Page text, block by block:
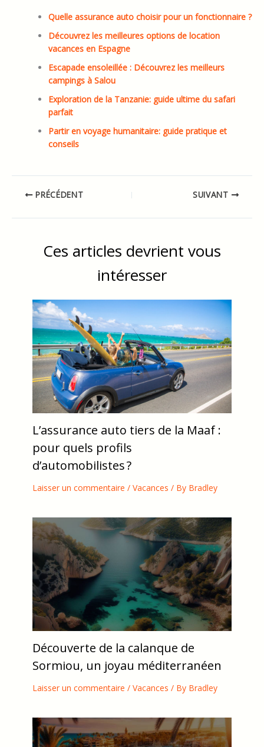
Quelle assurance auto choisir pour un fonctionnaire ?
Découvrez les meilleures options de location
vacances en Espagne
Escapade ensoleillée : Découvrez les meilleurs
campings à Salou
Exploration de la Tanzanie: guide ultime du safari
parfait
Partir en voyage humanitaire: guide pratique et
conseils
PRÉCÉDENT SUIVANT
Ces articles devrient vous
intéresser
L’assurance auto tiers de la Maaf :
pour quels profils
d’automobilistes ?
Laisser un commentaire / Vacances / By Bradley
Découverte de la calanque de
Sormiou, un joyau méditerranéen
Laisser un commentaire / Vacances / By Bradley